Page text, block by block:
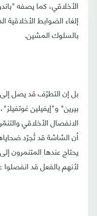
إلغاء الضوابط الأخلاقية
بالسلوك المشين.
بل إن التطرّف قد يصل إلى
بيرين" و"إيفيلين
أن الشاشة قد تُجرّد
يحتاج عندها المتنمرون
لأنهم بالفعل قد انفصلوا